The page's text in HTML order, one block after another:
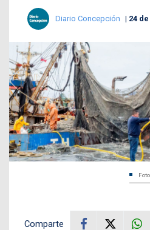
Diario Concepción 24
Comparte